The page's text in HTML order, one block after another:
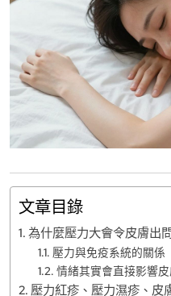
文章目錄
為什麼壓力大會令皮膚出
壓力與免疫系統的關係
情緒其實會直接影響
壓力紅疹、壓力濕疹、皮